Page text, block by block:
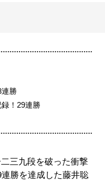
勝
！29連勝
三九段を破った衝撃
勝を達成した藤井聡